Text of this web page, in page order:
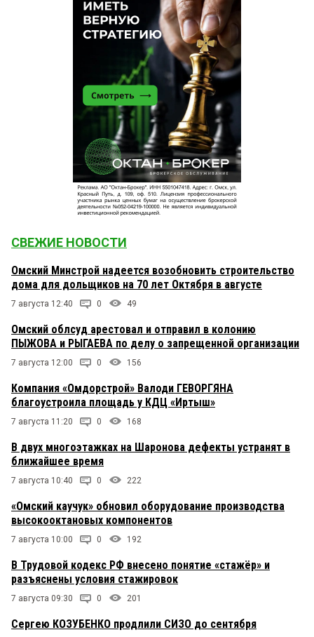
СВЕЖИЕ НОВОСТИ
Омский Минстрой надеется возобновить строительство
дома для дольщиков на 70 лет Октября в августе
7 августа 12:40 0 49
Омский облсуд арестовал и отправил в колонию
ПЫЖОВА и РЫГАЕВА по делу о запрещенной организации
7 августа 12:00 0 156
Компания «Омдорстрой» Валоди ГЕВОРГЯНА
благоустроила площадь у КДЦ «Иртыш»
7 августа 11:20 0 168
В двух многоэтажках на Шаронова дефекты устранят в
ближайшее время
7 августа 10:40 0 222
«Омский каучук» обновил оборудование производства
высокооктановых компонентов
7 августа 10:00 0 192
В Трудовой кодекс РФ внесено понятие «стажёр» и
разъяснены условия стажировок
7 августа 09:30 0 201
Сергею КОЗУБЕНКО продлили СИЗО до сентября